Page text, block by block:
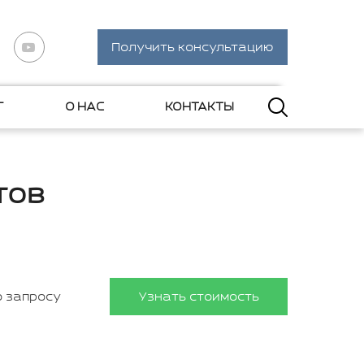
Получить консультацию
О НАС КОНТАКТЫ
запросу Узнать стоимость